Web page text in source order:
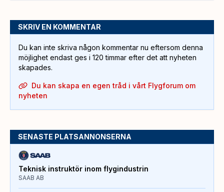
SKRIV EN KOMMENTAR
Du kan inte skriva någon kommentar nu eftersom denna
möjlighet endast ges i 120 timmar efter det att nyheten
skapades.
Du kan skapa en egen tråd i vårt Flygforum om
nyheten
SENASTE PLATSANNONSERNA
Teknisk instruktör inom flygindustrin
SAAB AB